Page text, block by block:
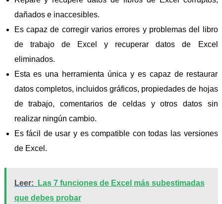
dañados e inaccesibles.
Es capaz de corregir varios errores y problemas del libro
de trabajo de Excel y recuperar datos de Excel
eliminados.
Esta es una herramienta única y es capaz de restaurar
datos completos, incluidos gráficos, propiedades de hojas
de trabajo, comentarios de celdas y otros datos sin
realizar ningún cambio.
Es fácil de usar y es compatible con todas las versiones
de Excel.
Leer:
Las 7 funciones de Excel más subestimadas
que debes probar